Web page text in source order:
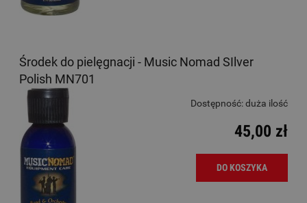
Środek do pielęgnacji - Music Nomad SIlver
Polish MN701
Dostępność:duża ilość
45,00 zł
DO KOSZYKA